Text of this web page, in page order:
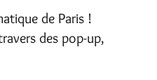
de Paris !
des pop-up,